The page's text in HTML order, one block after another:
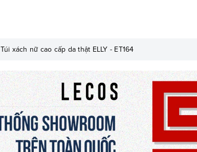
Túi xách nữ cao cấp da thật ELLY - ET164